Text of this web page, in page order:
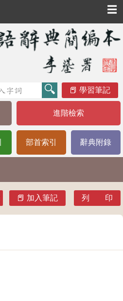
☰
學習筆記
進階檢索
部首索引 辭典附錄
加入筆記 列 印